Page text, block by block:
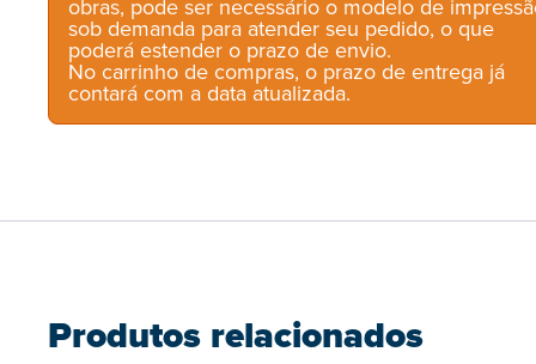
obras, pode ser necessário o modelo de
sob demanda para atender seu pedido, o que
poderá estender o prazo de envio.
No carrinho de compras, o prazo de entrega já
contará com a data atualizada.
Produtos relacionados